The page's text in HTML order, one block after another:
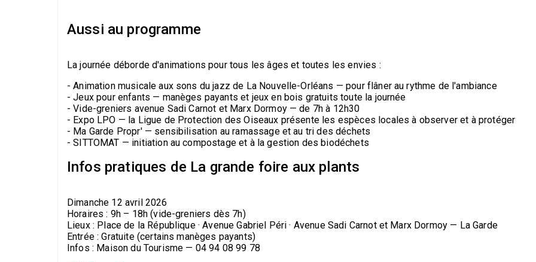
Aussi au programme
La journée déborde d'animations pour tous les âges et toutes les envies :
- Animation musicale aux sons du jazz de La Nouvelle-Orléans — pour flâner au rythme de l'ambiance
- Jeux pour enfants — manèges payants et jeux en bois gratuits toute la journée
- Vide-greniers avenue Sadi Carnot et Marx Dormoy — de 7h à 12h30
- Expo LPO — la Ligue de Protection des Oiseaux présente les espèces locales à observer et à protéger
- Ma Garde Propr' — sensibilisation au ramassage et au tri des déchets
- SITTOMAT — initiation au compostage et à la gestion des biodéchets
Infos pratiques de La grande foire aux plants
Dimanche 12 avril 2026
Horaires : 9h – 18h (vide-greniers dès 7h)
Lieux : Place de la République · Avenue Gabriel Péri · Avenue Sadi Carnot et Marx Dormoy — La Garde
Entrée : Gratuite (certains manèges payants)
Infos : Maison du Tourisme — 04 94 08 99 78